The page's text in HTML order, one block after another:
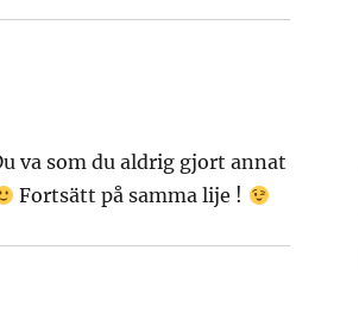
va som du aldrig gjort annat
Fortsätt på samma lije !